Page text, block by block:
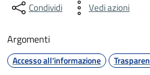
Condividi Vedi azioni
Argomenti
Accesso all'informazione